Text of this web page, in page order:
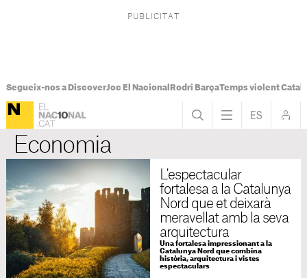
Segueix-nos a DiscoverJoc El Nacional Rodri BarçaTemps violent
Economia
L'espectacular
fortalesa a la Catalunya
Nord que et deixarà
meravellat amb la seva
arquitectura
Una fortalesa impressionant a la
Catalunya Nord que combina
història, arquitectura i vistes
espectaculars